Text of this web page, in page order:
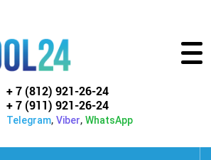
+ 7 (812) 921-26-24
+ 7 (911) 921-26-24
Telegram, Viber, WhatsApp